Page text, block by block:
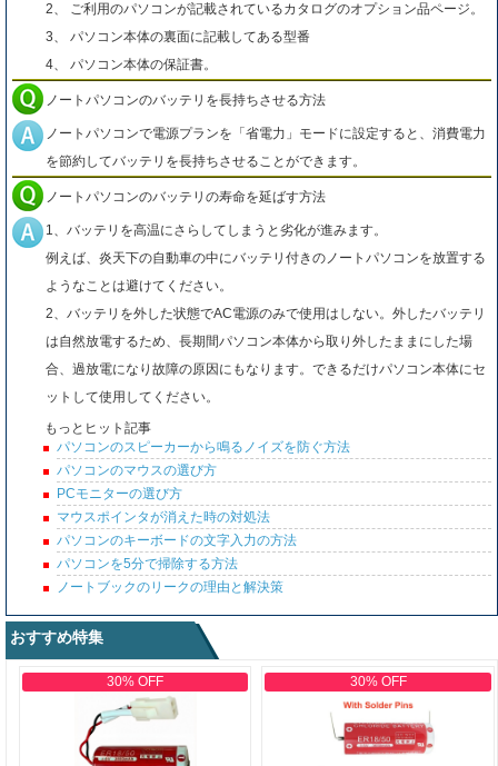
2、 ご利用のパソコンが記載されているカタログのオプション品ページ。
3、 パソコン本体の裏面に記載してある型番
4、 パソコン本体の保証書。
ノートパソコンのバッテリを長持ちさせる方法
ノートパソコンで電源プランを「省電力」モードに設定すると、消費電力
を節約してバッテリを長持ちさせることができます。
ノートパソコンのバッテリの寿命を延ばす方法
1、バッテリを高温にさらしてしまうと劣化が進みます。
例えば、炎天下の自動車の中にバッテリ付きのノートパソコンを放置する
ようなことは避けてください。
2、バッテリを外した状態でAC電源のみで使用はしない。外したバッテリ
は自然放電するため、長期間パソコン本体から取り外したままにした場
合、過放電になり故障の原因にもなります。できるだけパソコン本体にセ
ットして使用してください。
もっとヒット記事
パソコンのスピーカーから鳴るノイズを防ぐ方法
パソコンのマウスの選び方
PCモニターの選び方
マウスポインタが消えた時の対処法
パソコンのキーボードの文字入力の方法
パソコンを5分で掃除する方法
ノートブックのリークの理由と解決策
おすすめ特集
30% OFF 30% OFF